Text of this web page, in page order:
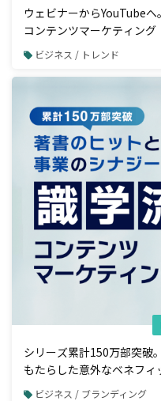
ウェビナーからYouTube
コンテンツマーケティング
ビジネス / トレンド
シリーズ累計150万部突破
もたらした意外なベネフィ
ビジネス / ブランディング